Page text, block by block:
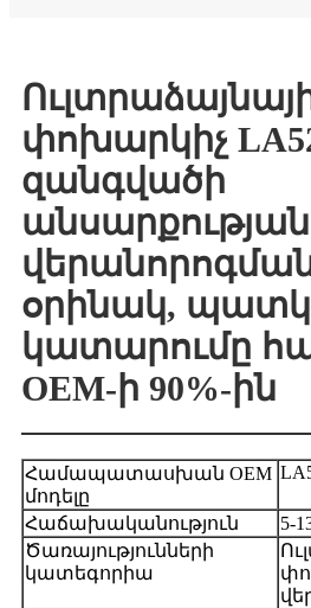
փոխարկիչ
զանգվածի
անսարքության
օրինակ,
կատարումը
OEM-ի 90%-ին
Համապատասխան OEM
մոդելը
Հաճախականություն
5-
Ծառայությունների
կատեգորիա